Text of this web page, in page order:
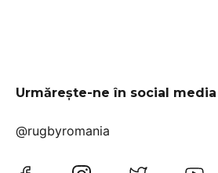
Urmărește-ne în social media
@rugbyromania